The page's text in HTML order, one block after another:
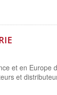
et en Europe
et